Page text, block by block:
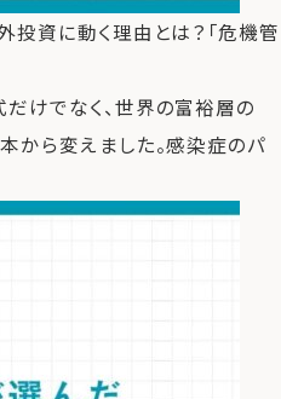
投資に動く理由とは？「危機管
けでなく、世界の富裕層の
から変えました。感染症のパ